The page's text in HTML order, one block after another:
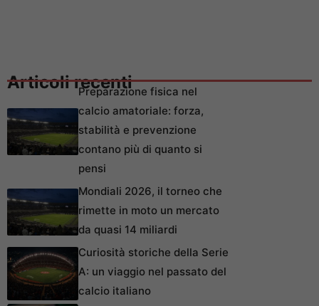
Articoli recentiPreparazione fisica nel
calcio amatoriale: forza,
stabilità e prevenzione
contano più di quanto si
pensi
Mondiali 2026, il torneo che
rimette in moto un mercato
da quasi 14 miliardi
Curiosità storiche della Serie
A: un viaggio nel passato del
calcio italiano